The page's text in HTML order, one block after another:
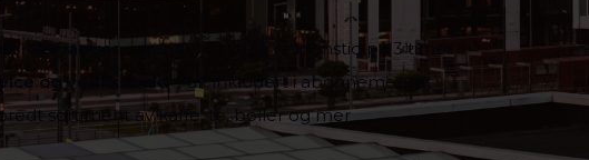
i Stavanger– gjennomsnittlig responstid på 3 timer
og vedlikehold
– alt inkludert i abonnementet
sortiment av kaffe, te, boller og mer